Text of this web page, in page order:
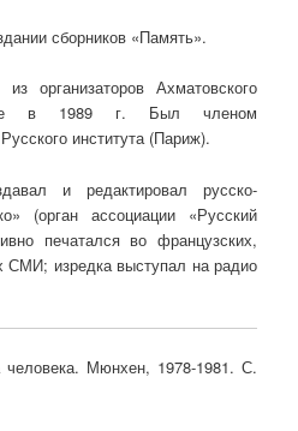
сборников «Память».
организаторов Ахматовского
в 1989 г. Был членом
института (Париж).
и редактировал русско-
(орган ассоциации «Русский
печатался во французских,
СМИ; изредка выступал на радио
Мюнхен, 1978-1981. С.